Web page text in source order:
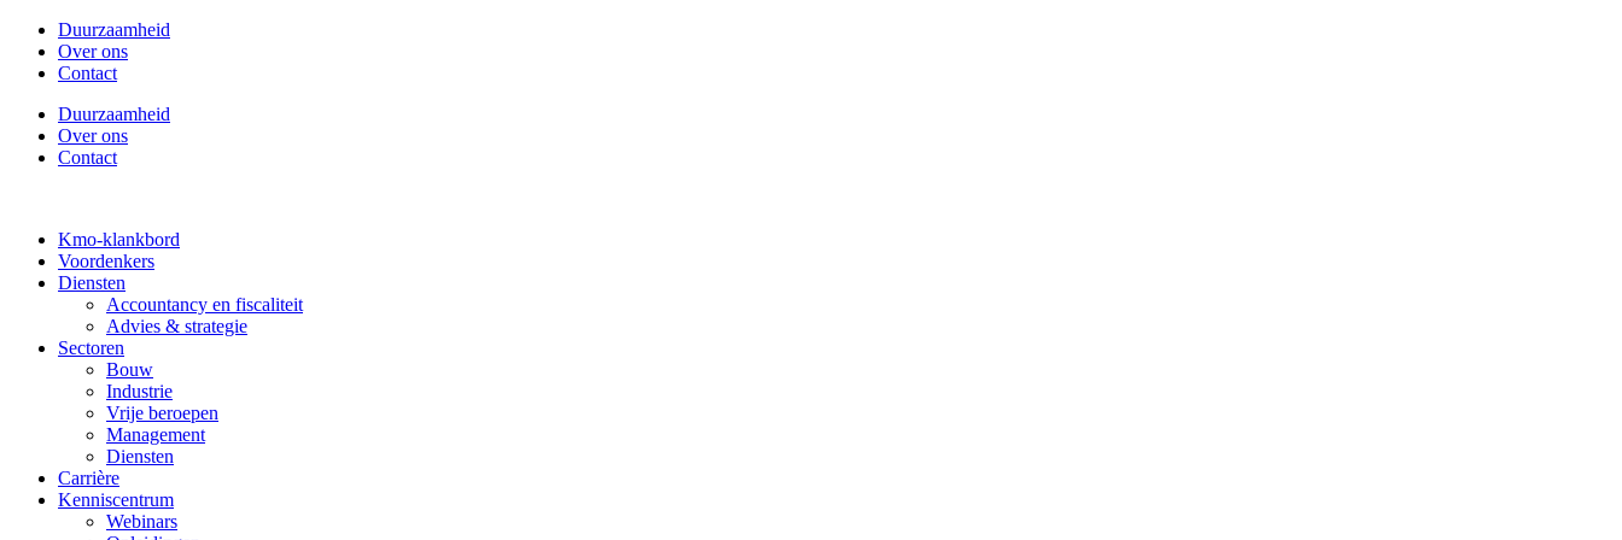
Duurzaamheid
Over ons
Contact
Duurzaamheid
Over ons
Contact
Kmo-klankbord
Voordenkers
Diensten
Accountancy en fiscaliteit
Advies & strategie
Sectoren
Bouw
Industrie
Vrije beroepen
Management
Diensten
Carrière
Kenniscentrum
Webinars